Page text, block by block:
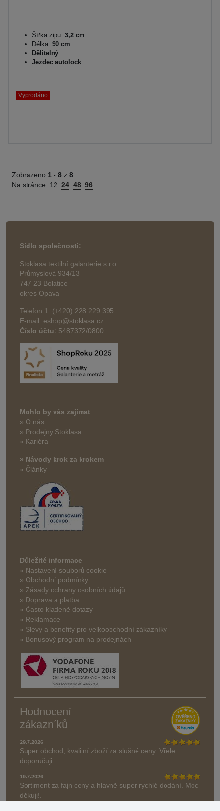
Šířka zipu: 3,2 cm
Délka: 90 cm
Dělitelný
Jezdec autolock
Vyprodáno
Zobrazeno 1 - 8 z 8
Na stránce: 12 24 48 96
Sídlo společnosti:
Stoklasa textilní galanterie s.r.o.
Průmyslová 934/13
747 23 Bolatice
okres Opava
Telefon 1: (+420) 228 229 395
E-mail: eshop@stoklasa.cz
Číslo účtu: 5487372/0800
Mohlo by vás zajímat
» O nás
» Prodejny Stoklasa
» Kariéra
» Návody krok za krokem
» Články
Důležité informace
» Nastavení souborů cookie
» Obchodní podmínky
» Zásady ochrany osobních údajů
» Doprava a platba
» Často kladené dotazy
» Reklamace
» Slevy a benefity pro velkoobchodní zákazníky
» Bonusový program na prodejnách
Hodnocení
zákazníků
29.7.2026
Super obchod, kvalitní zboží za slušné ceny. Vřele
doporučuji.
19.7.2026
Sortiment za fajn ceny a hlavně super rychlé dodání. Moc
děkuji!.